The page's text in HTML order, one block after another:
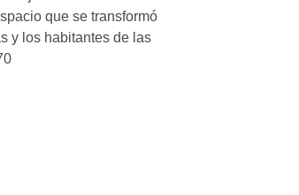
que se transformó
y los habitantes de las